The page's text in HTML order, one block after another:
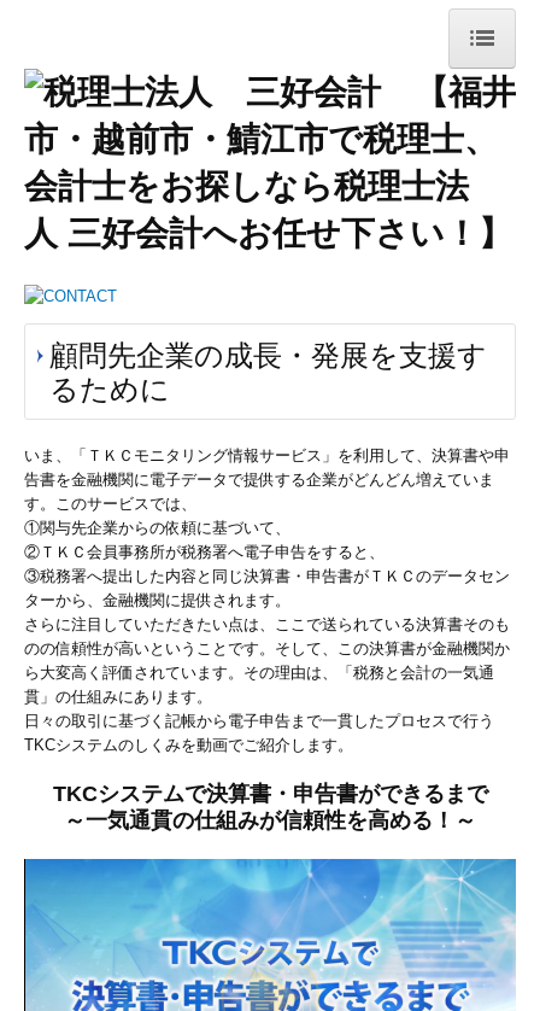
ホーム
事務所紹介
法人・個人事業者の皆様
お役立ち情報
デジタル化支援
相続税・事業承継について
採用情報
顧問先企業の成長・発展を支援す
るために
いま、「ＴＫＣモニタリング情報サービス」を利用して、決算書や申
告書を金融機関に電子データで提供する企業がどんどん増えていま
す。このサービスでは、
①関与先企業からの依頼に基づいて、
②ＴＫＣ会員事務所が税務署へ電子申告をすると、
③税務署へ提出した内容と同じ決算書・申告書がＴＫＣのデータセン
ターから、金融機関に提供されます。
さらに注目していただきたい点は、ここで送られている決算書そのも
のの信頼性が高いということです。そして、この決算書が金融機関か
ら大変高く評価されています。その理由は、「税務と会計の一気通
貫」の仕組みにあります。
日々の取引に基づく記帳から電子申告まで一貫したプロセスで行う
TKCシステムのしくみを動画でご紹介します。
TKCシステムで決算書・申告書ができるまで
～一気通貫の仕組みが信頼性を高める！～